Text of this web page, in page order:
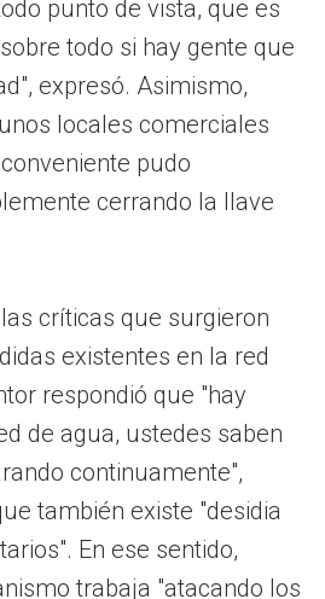
punto de vista, que es
todo si hay gente que
expresó. Asimismo,
locales comerciales
pudo
cerrando la llave
críticas que surgieron
existentes en la red
respondió que "hay
de agua, ustedes saben
continuamente",
también existe "desidia
En ese sentido,
trabaja "atacando los